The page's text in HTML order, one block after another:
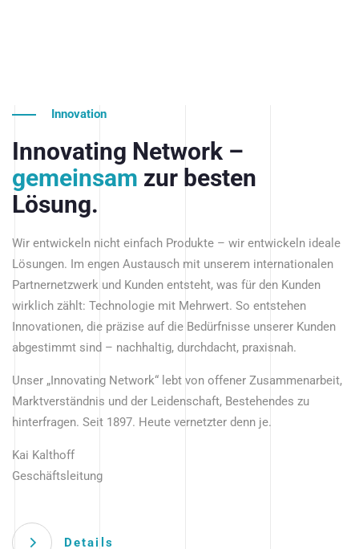
Innovation
Innovating Network –
gemeinsam zur besten
Lösung.
Wir entwickeln nicht einfach Produkte – wir entwickeln ideale
Lösungen. Im engen Austausch mit unserem internationalen
Partnernetzwerk und Kunden entsteht, was für den Kunden
wirklich zählt: Technologie mit Mehrwert. So entstehen
Innovationen, die präzise auf die Bedürfnisse unserer Kunden
abgestimmt sind – nachhaltig, durchdacht, praxisnah.
Unser „Innovating Network“ lebt von offener Zusammenarbeit,
Marktverständnis und der Leidenschaft, Bestehendes zu
hinterfragen. Seit 1897. Heute vernetzter denn je.
Kai Kalthoff
Geschäftsleitung
Details